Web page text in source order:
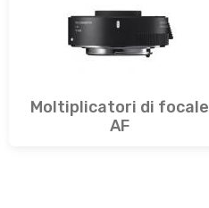
Moltiplicatori di focale
AF